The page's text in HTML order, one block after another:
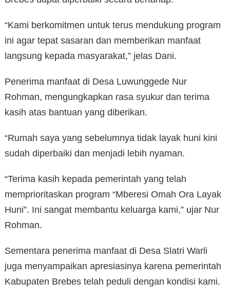
“Kami berkomitmen untuk terus mendukung program
ini agar tepat sasaran dan memberikan manfaat
langsung kepada masyarakat,” jelas Dani.
Penerima manfaat di Desa Luwunggede Nur
Rohman, mengungkapkan rasa syukur dan terima
kasih atas bantuan yang diberikan.
“Rumah saya yang sebelumnya tidak layak huni kini
sudah diperbaiki dan menjadi lebih nyaman.
“Terima kasih kepada pemerintah yang telah
memprioritaskan program “Mberesi Omah Ora Layak
Huni”. Ini sangat membantu keluarga kami,” ujar Nur
Rohman.
Sementara penerima manfaat di Desa Slatri Warli
juga menyampaikan apresiasinya karena pemerintah
Kabupaten Brebes telah peduli dengan kondisi kami.